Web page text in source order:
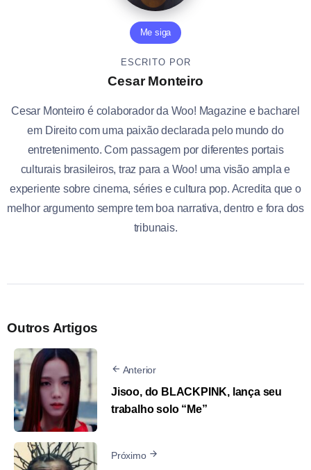
Me siga
ESCRITO POR
Cesar Monteiro
Cesar Monteiro é colaborador da Woo! Magazine e bacharel
em Direito com uma paixão declarada pelo mundo do
entretenimento. Com passagem por diferentes portais
culturais brasileiros, traz para a Woo! uma visão ampla e
experiente sobre cinema, séries e cultura pop. Acredita que o
melhor argumento sempre tem boa narrativa, dentro e fora dos
tribunais.
Outros Artigos
Anterior
Jisoo, do BLACKPINK, lança seu
trabalho solo “Me”
Próximo